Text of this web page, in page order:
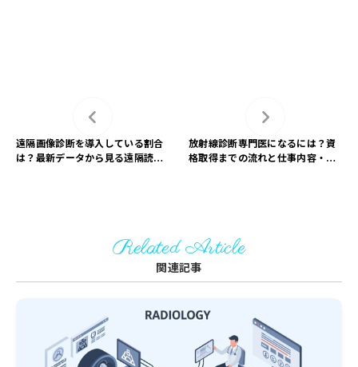
遠隔画像診断を導入している割合
は？最新データから見る遠隔読影
放射線診断専門医になるには？資
格取得までの流れと仕事内容・平
Related Article
関連記事